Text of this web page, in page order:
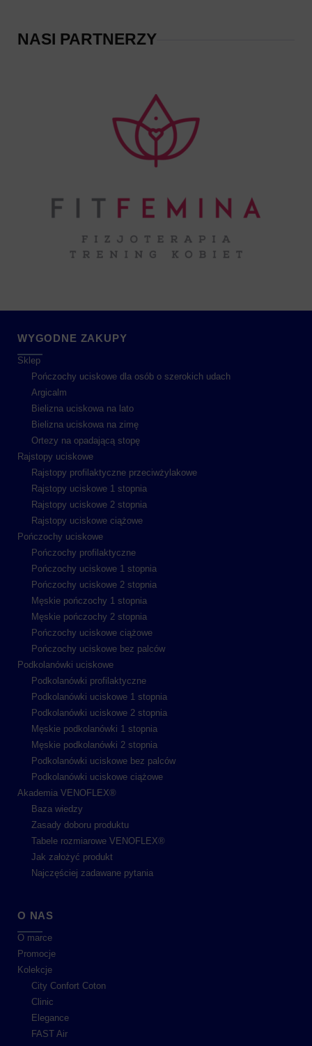
NASI PARTNERZY
WYGODNE ZAKUPY
Sklep
Pończochy uciskowe dla osób o szerokich udach
Argicalm
Bielizna uciskowa na lato
Bielizna uciskowa na zimę
Ortezy na opadającą stopę
Rajstopy uciskowe
Rajstopy profilaktyczne przeciwżylakowe
Rajstopy uciskowe 1 stopnia
Rajstopy uciskowe 2 stopnia
Rajstopy uciskowe ciążowe
Pończochy uciskowe
Pończochy profilaktyczne
Pończochy uciskowe 1 stopnia
Pończochy uciskowe 2 stopnia
Męskie pończochy 1 stopnia
Męskie pończochy 2 stopnia
Pończochy uciskowe ciążowe
Pończochy uciskowe bez palców
Podkolanówki uciskowe
Podkolanówki profilaktyczne
Podkolanówki uciskowe 1 stopnia
Podkolanówki uciskowe 2 stopnia
Męskie podkolanówki 1 stopnia
Męskie podkolanówki 2 stopnia
Podkolanówki uciskowe bez palców
Podkolanówki uciskowe ciążowe
Akademia VENOFLEX®
Baza wiedzy
Zasady doboru produktu
Tabele rozmiarowe VENOFLEX®
Jak założyć produkt
Najczęściej zadawane pytania
O NAS
O marce
Promocje
Kolekcje
City Confort Coton
Clinic
Elegance
FAST Air